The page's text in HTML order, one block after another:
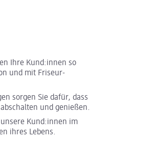
Ihre Kund:innen so
und mit Friseur-
sorgen Sie dafür, dass
und genießen.
Kund:innen im
ihres Lebens.